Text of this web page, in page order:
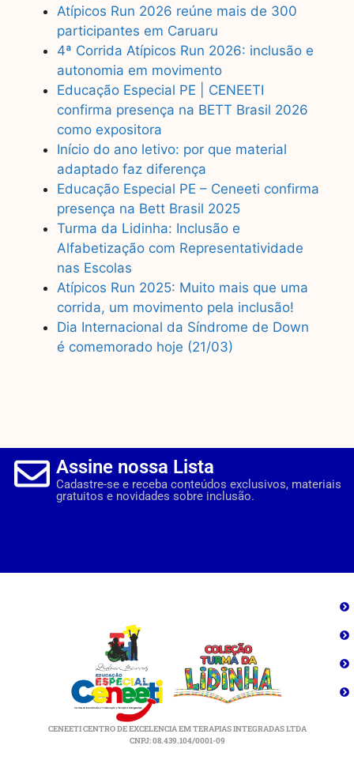
Atípicos Run 2026 reúne mais de 300
participantes em Caruaru
4ª Corrida Atípicos Run 2026: inclusão e
autonomia em movimento
Educação Especial PE | CENEETI
confirma presença na BETT Brasil 2026
como expositora
Início do ano letivo: por que material
adaptado faz diferença
Educação Especial PE – Ceneeti confirma
presença na Bett Brasil 2025
Turma da Lidinha: Inclusão e
Alfabetização com Representatividade
nas Escolas
Atípicos Run 2025: Muito mais que uma
corrida, um movimento pela inclusão!
Dia Internacional da Síndrome de Down
é comemorado hoje (21/03)
Assine nossa Lista
Cadastre-se e receba conteúdos exclusivos, materiais
gratuitos e novidades sobre inclusão.
CENEETI CENTRO DE EXCELENCIA EM TERAPIAS INTEGRADAS LTDA
CNPJ: 08.439.104/0001-09